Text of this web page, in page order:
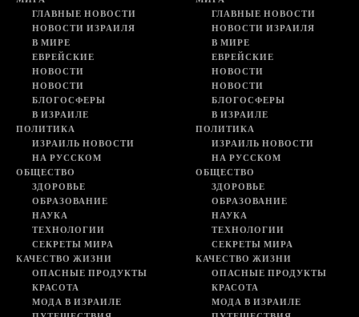
ГЛАВНЫЕ НОВОСТИ
НОВОСТИ ИЗРАИЛЯ
В МИРЕ
ЕВРЕЙСКИЕ
НОВОСТИ
НОВОСТИ
БЛОГОСФЕРЫ
В ИЗРАИЛЕ
ПОЛИТИКА
ИЗРАИЛЬ НОВОСТИ
НА РУССКОМ
ОБЩЕСТВО
ЗДОРОВЬЕ
ОБРАЗОВАНИЕ
НАУКА
ТЕХНОЛОГИИ
СЕКРЕТЫ МИРА
КАЧЕСТВО ЖИЗНИ
ОПАСНЫЕ ПРОДУКТЫ
КРАСОТА
МОДА В ИЗРАИЛЕ
ГЛАВНЫЕ НОВОСТИ
НОВОСТИ ИЗРАИЛЯ
В МИРЕ
ЕВРЕЙСКИЕ
НОВОСТИ
НОВОСТИ
БЛОГОСФЕРЫ
В ИЗРАИЛЕ
ПОЛИТИКА
ИЗРАИЛЬ НОВОСТИ
НА РУССКОМ
ОБЩЕСТВО
ЗДОРОВЬЕ
ОБРАЗОВАНИЕ
НАУКА
ТЕХНОЛОГИИ
СЕКРЕТЫ МИРА
КАЧЕСТВО ЖИЗНИ
ОПАСНЫЕ ПРОДУКТЫ
КРАСОТА
МОДА В ИЗРАИЛЕ